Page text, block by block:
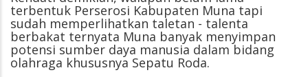
terbentuk Perserosi Kabupaten Muna tapi
sudah memperlihatkan taletan - talenta
berbakat ternyata Muna banyak menyimpan
potensi sumber daya manusia dalam bidang
olahraga khususnya Sepatu Roda.